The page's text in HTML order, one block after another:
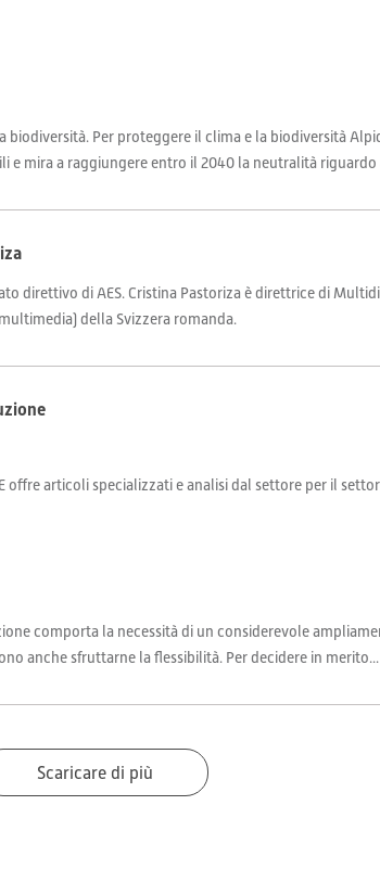
Per proteggere il clima e la biodiversità
mira a raggiungere entro il 2040 la neutralità riguardo
direttivo di AES. Cristina Pastoriza è direttrice di
della Svizzera romanda.
articoli specializzati e analisi dal settore per il
comporta la necessità di un considerevole
anche sfruttarne la flessibilità. Per decidere in merito...
Scaricare di più